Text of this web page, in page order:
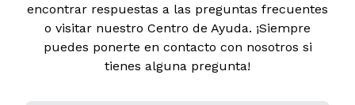
encontrar respuestas a las preguntas frecuentes
o visitar nuestro Centro de Ayuda. ¡Siempre
puedes ponerte en contacto con nosotros si
tienes alguna pregunta!